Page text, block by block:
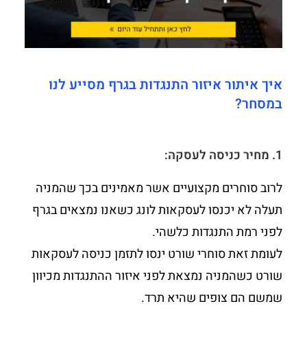
איך איתור איזור התנגדות בגרף מסייע לנו
במסחר?
1. מחיר כניסה לעסקה:
לרוב סוחרים מקצועיים אשר מאמינים בכך שהמניה
תעלה לא יכנסו לעסקאות לונג כשאנו נמצאים בגרף
לפני רמת התנגדות כלשהי.
לעומת זאת סוחרי שורט ינסו לתזמן כניסה לעסקאות
שורט כשהמניה נמצאת לפני איזור ההתנגדות מכיוון
שמשם הם צופים שהיא תרד.